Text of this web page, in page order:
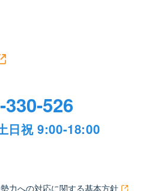
330-526
日祝 9:00-18:00
力への対応に関する基本方針